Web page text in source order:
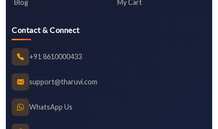
Blog My Cart
Contact & Connect
+91 8610000433
support@tharuvi.com
WhatsApp Us